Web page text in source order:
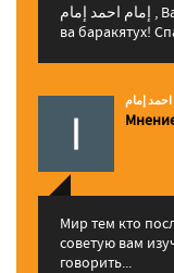
إمام احمد إمام , Ва алейкум ассалам ва рахматуЛлахи
ва баракятух!
احمد إمام
Мир тем кто
советую вам
говорить...